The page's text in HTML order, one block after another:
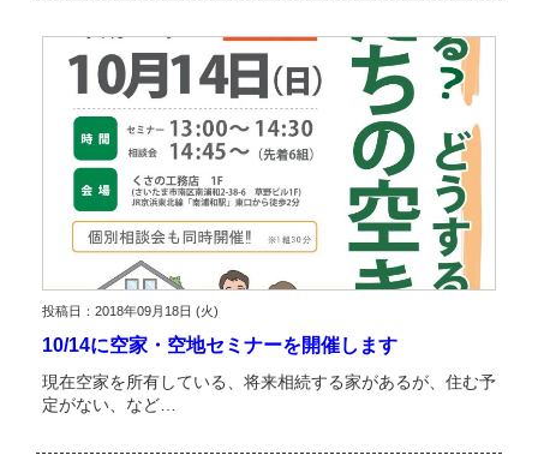
投稿日：2018年09月18日 (火)
10/14に空家・空地セミナーを開催します
現在空家を所有している、将来相続する家があるが、住む予
定がない、など…